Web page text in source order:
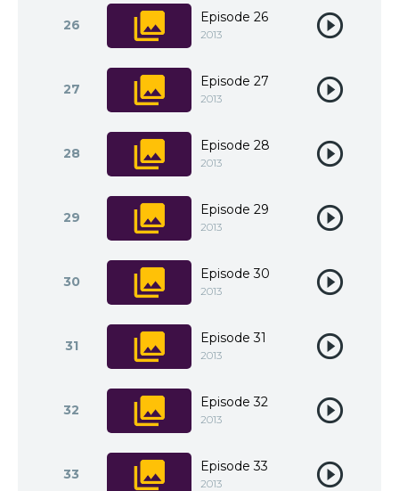
26 Episode 26
2013
27 Episode 27
2013
28 Episode 28
2013
29 Episode 29
2013
30 Episode 30
2013
31 Episode 31
2013
32 Episode 32
2013
33 Episode 33
2013